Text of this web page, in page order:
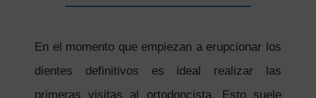
En el momento que empiezan a erupcionar los
dientes definitivos es ideal realizar las
primeras visitas al ortodoncista. Esto suele